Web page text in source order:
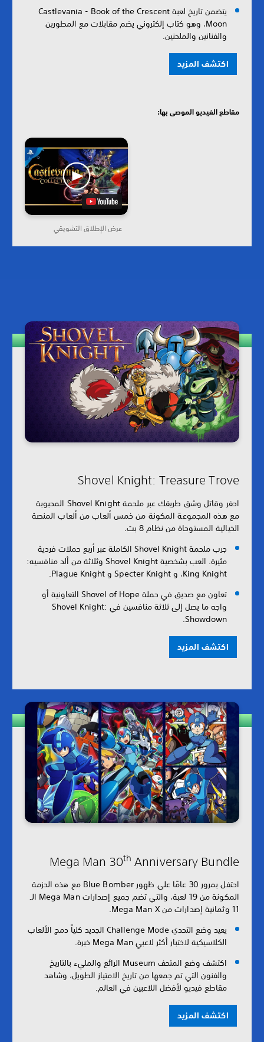
يتضمن تاريخ لعبة Castlevania - Book of the Crescent
Moon، وهو كتاب إلكتروني يضم مقابلات مع المطورين
والفنانين والملحنين.
اكتشف المزيد
مقاطع الفيديو الموصى بها:
عرض الإطلاق التشويقي
Shovel Knight: Treasure Trove
احفر وقاتل وشق طريقك عبر ملحمة Shovel Knight المحبوبة
مع هذه المجموعة المكونة من خمس ألعاب من ألعاب المنصة
الخيالية المستوحاة من نظام 8 بت.
جرب ملحمة Shovel Knight الكاملة عبر أربع حملات فردية
مثيرة. العب بشخصية Shovel Knight وثلاثة من ألد منافسيه:
King Knight، و Specter Knight و Plague Knight.
تعاون مع صديق في حملة Shovel of Hope التعاونية أو
واجه ما يصل إلى ثلاثة منافسين في Shovel Knight:
Showdown.
اكتشف المزيد
Mega Man 30th Anniversary Bundle
احتفل بمرور 30 عامًا على ظهور Blue Bomber مع هذه الحزمة
المكونة من 19 لعبة، والتي تضم جميع إصدارات Mega Man الـ
11 وثمانية إصدارات من Mega Man X.
يعيد وضع التحدي Challenge Mode الجديد كلياً دمج الألعاب
الكلاسيكية لاختبار أكثر لاعبي Mega Man خبرة.
اكتشف وضع المتحف Museum الرائع والمليء بالتاريخ
والفنون التي تم جمعها من تاريخ الامتياز الطويل، وشاهد
مقاطع فيديو لأفضل اللاعبين في العالم.
اكتشف المزيد